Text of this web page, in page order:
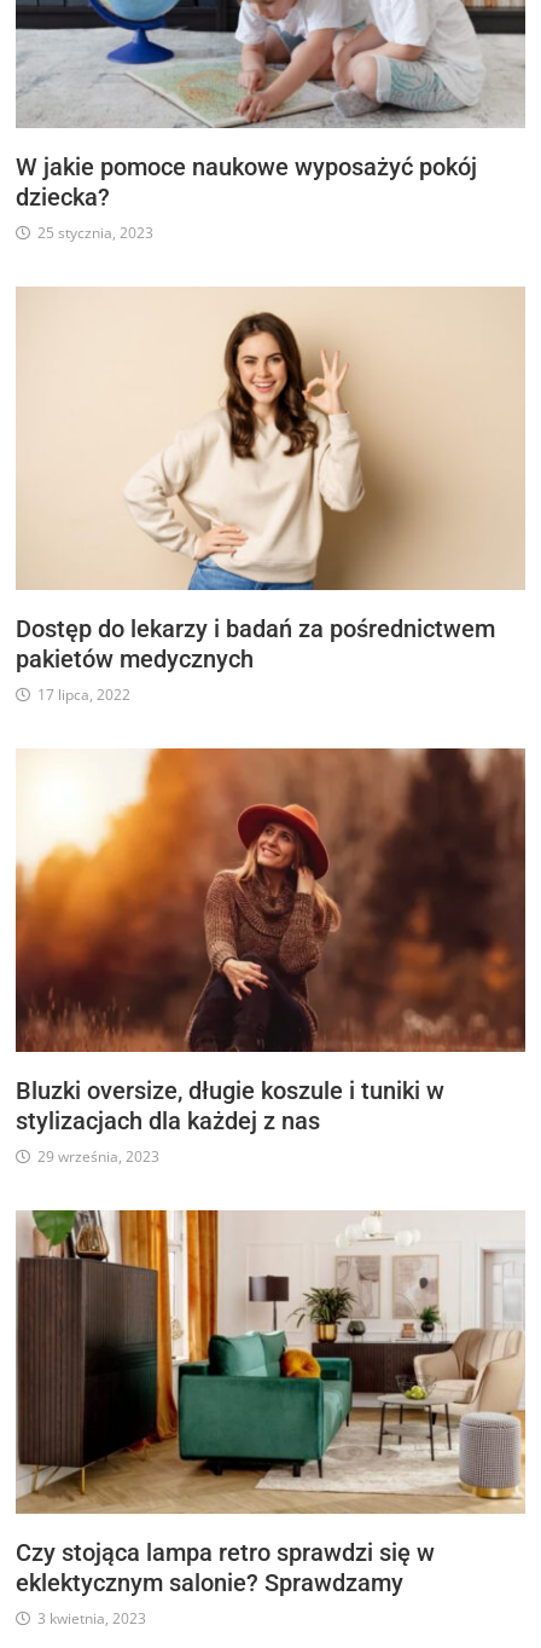
W jakie pomoce naukowe wyposażyć pokój
dziecka?
25 stycznia, 2023
Dostęp do lekarzy i badań za pośrednictwem
pakietów medycznych
17 lipca, 2022
Bluzki oversize, długie koszule i tuniki w
stylizacjach dla każdej z nas
29 września, 2023
Czy stojąca lampa retro sprawdzi się w
eklektycznym salonie? Sprawdzamy
3 kwietnia, 2023